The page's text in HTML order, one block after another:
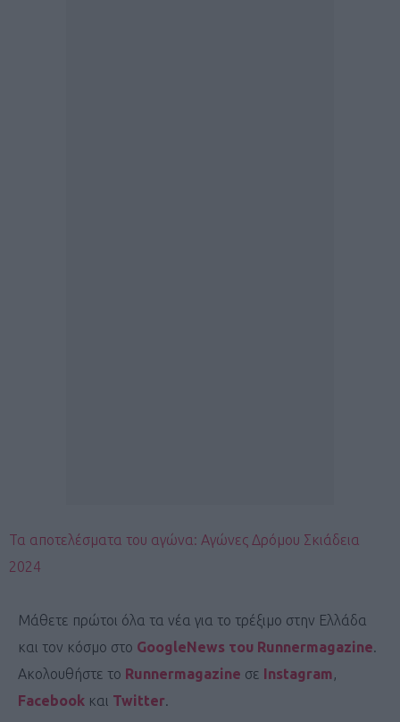
Τα αποτελέσματα του αγώνα: Αγώνες Δρόμου Σκιάδεια
2024
Μάθετε πρώτοι όλα τα νέα για το τρέξιμο στην Ελλάδα
και τον κόσμο στο GoogleNews του Runnermagazine.
Ακολουθήστε το Runnermagazine σε Instagram,
Facebook και Twitter.